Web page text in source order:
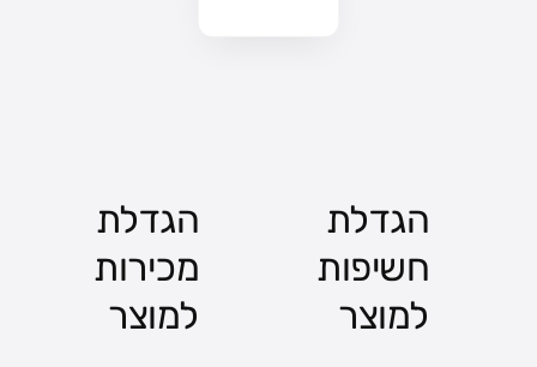
הגדלת
חשיפות
למוצר
הגדלת
מכירות
למוצר